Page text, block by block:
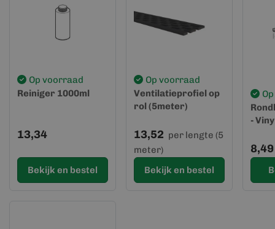
Op voorraad
Reiniger 1000ml
13,34
Bekijk en bestel
Op voorraad
Ventilatieprofiel op
rol (5meter)
13,52 per lengte (5
meter)
Bekijk en bestel
-
8,49